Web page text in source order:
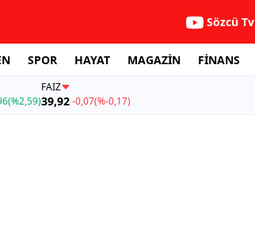
Sözcü Tv
SPOR HAYAT MAGAZİN FİNANS
(%2,59)
FAİZ
39,92-0,07(%-0,17)